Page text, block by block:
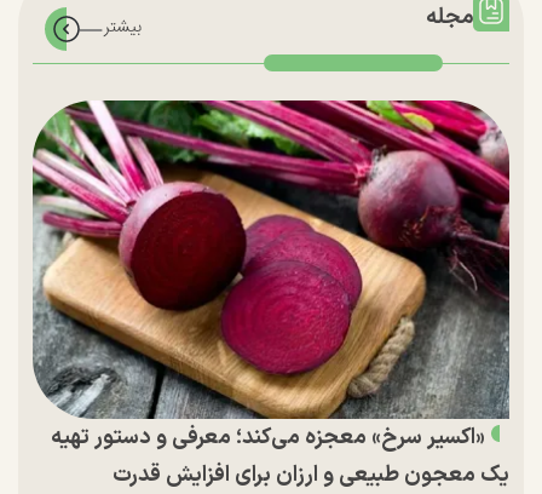
مجله
«اکسیر سرخ» معجزه می‌کند؛ معرفی و دستور تهیه
یک معجون طبیعی و ارزان برای افزایش قدرت